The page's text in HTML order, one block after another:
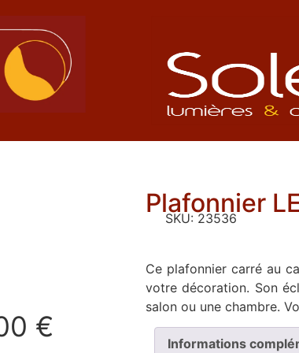
€
Plafonnier
SKU: 23536
Ce plafonnier carré au
votre décoration. Son
salon ou une chambre.
Informations